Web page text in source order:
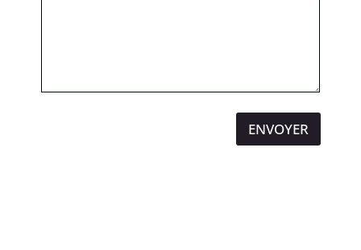
ENVOYER